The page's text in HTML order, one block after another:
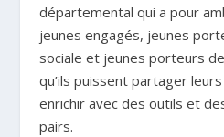
départemental qui a pour
jeunes engagés, jeunes
sociale et jeunes porteurs
qu’ils puissent partager
enrichir avec des outils et
pairs.